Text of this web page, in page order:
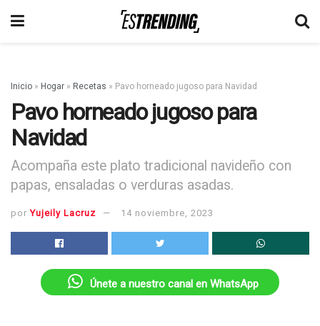
Inicio » Hogar » Recetas » Pavo horneado jugoso para Navidad
Pavo horneado jugoso para
Navidad
Acompaña este plato tradicional navideño con
papas, ensaladas o verduras asadas.
por Yujeily Lacruz 14 noviembre, 2023
Únete a nuestro canal en WhatsApp